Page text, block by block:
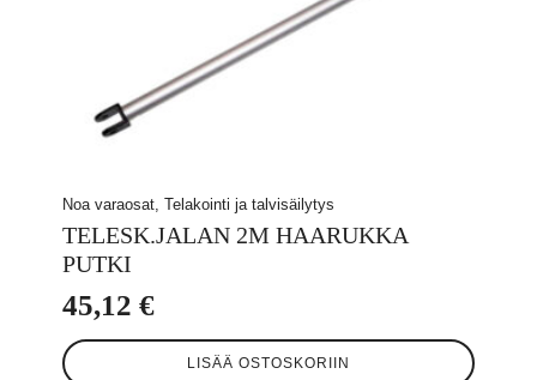
Noa varaosat, Telakointi ja talvisäilytys
TELESK.JALAN 2M HAARUKKA
PUTKI
45,12 €
LISÄÄ OSTOSKORIIN